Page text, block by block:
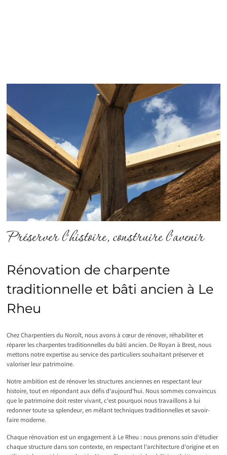
Préserver l’histoire, construire l’avenir
Rénovation de charpente
traditionnelle et bâti ancien à Le
Rheu
Chez Charpentiers du Noroît, nous avons à cœur de rénover, réhabiliter et
réparer les charpentes traditionnelles du bâti ancien. De Royan à Brest, nous
mettons notre expertise au service des particuliers souhaitant préserver et
valoriser leur patrimoine.
Notre ambition est de rénover les structures anciennes en respectant leur
histoire, tout en répondant aux défis d’aujourd’hui. Nous sommes convaincus
que le patrimoine doit rester vivant, c’est pourquoi nous travaillons à lui
redonner toute sa splendeur, en mêlant techniques traditionnelles et savoir-
faire moderne.
Chaque rénovation est un engagement à Le Rheu : nous prenons soin d’étudier
chaque structure dans son contexte, en respectant l’architecture d’origine et en